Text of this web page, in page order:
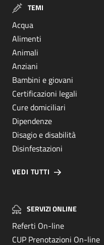
TEMI
Acqua
Alimenti
Animali
Anziani
Bambini e giovani
Certificazioni legali
Cure domiciliari
Dipendenze
Disagio e disabilità
Disinfestazioni
VEDI TUTTI
SERVIZI ONLINE
Referti On-line
CUP Prenotazioni On-line